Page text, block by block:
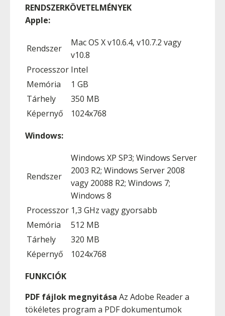
RENDSZERKÖVETELMÉNYEK
Apple:
Rendszer
Mac OS X v10.6.4, v10.7.2 vagy
v10.8
Processzor Intel
Memória
1 GB
Tárhely
350 MB
Képernyő
1024x768
Windows:
Rendszer
Windows XP SP3; Windows Server
2003 R2; Windows Server 2008
vagy 20088 R2; Windows 7;
Windows 8
Processzor 1,3 GHz vagy gyorsabb
Memória
512 MB
Tárhely
320 MB
Képernyő
1024x768
FUNKCIÓK
PDF fájlok megnyitása Az Adobe Reader a
tökéletes program a PDF dokumentumok